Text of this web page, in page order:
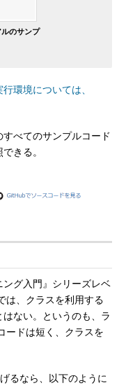
のサンプ
行環境については、
べてのサンプルコード
きる。
グ入門』シリーズレベ
は、クラスを利用する
ない。というのも、ラ
ードは短く、クラスを
るなら、以下のように